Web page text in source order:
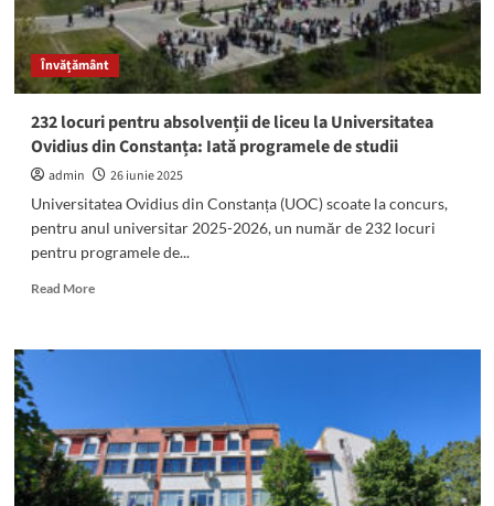
comunei
beneficiază
de
echipamente
digitale
mobilier
de
ultimă
Învățământ
232 locuri pentru absolvenții de liceu la Universitatea
Ovidius din Constanța: Iată programele de studii
admin
26 iunie 2025
Universitatea Ovidius din Constanța (UOC) scoate la concurs,
pentru anul universitar 2025-2026, un număr de 232 locuri
pentru programele de...
Read MoreRead
232
de
liceu
la
Universitatea